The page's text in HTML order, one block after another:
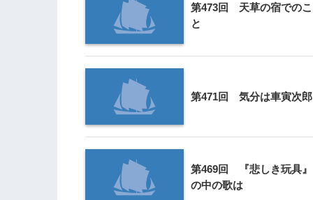
第473回 天草の宿でのこ
と
第471回 気分は車寅次郎
第469回 『悲しき玩具』
の中の歌は